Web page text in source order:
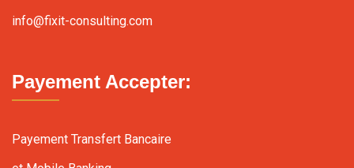
info@fixit-consulting.com
Payement Accepter:
Payement Transfert Bancaire